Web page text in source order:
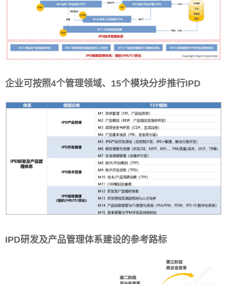
企业可按照4个管理领域、15个模块分步推行IPD
IPD研发及产品管理体系建设的参考路标